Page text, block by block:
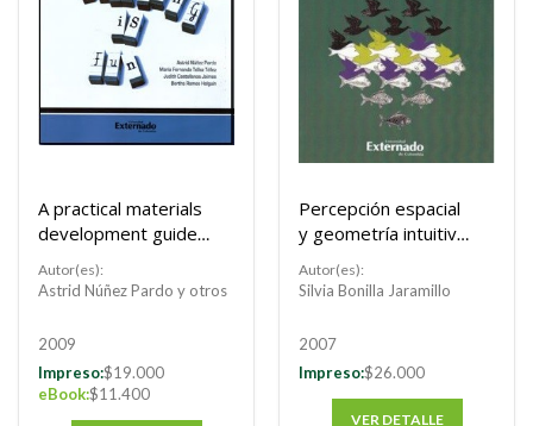
A practical materials
development guide
novice, and in-
Autor(es):
Astrid Núñez Pardo y otros
2009
Impreso:$19.000
eBook:$11.400
Percepción espacial
y geometría intuitiva.
unidades didácticas
Autor(es):
Silvia Bonilla Jaramillo
2007
Impreso:$26.000
VER DETALLE